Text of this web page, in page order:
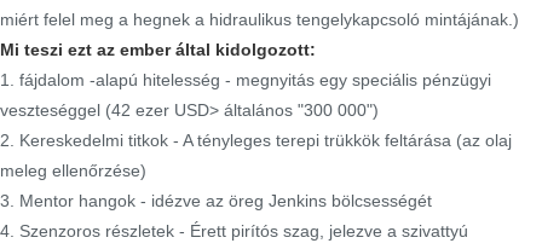
miért felel meg a hegnek a hidraulikus tengelykapcsoló mintájának.)
Mi teszi ezt az ember által kidolgozott:
1. fájdalom -alapú hitelesség - megnyitás egy speciális pénzügyi
veszteséggel (42 ezer USD> általános "300 000")
2. Kereskedelmi titkok - A tényleges terepi trükkök feltárása (az olaj
meleg ellenőrzése)
3. Mentor hangok - idézve az öreg Jenkins bölcsességét
4. Szenzoros részletek - Érett pirítós szag, jelezve a szivattyú